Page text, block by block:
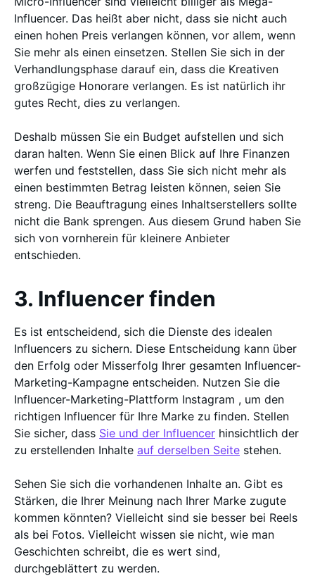
Influencer. Das heißt aber nicht, dass sie nicht auch
einen hohen Preis verlangen können, vor allem, wenn
Sie mehr als einen einsetzen. Stellen Sie sich in der
Verhandlungsphase darauf ein, dass die Kreativen
großzügige Honorare verlangen. Es ist natürlich ihr
gutes Recht, dies zu verlangen.
Deshalb müssen Sie ein Budget aufstellen und sich
daran halten. Wenn Sie einen Blick auf Ihre Finanzen
werfen und feststellen, dass Sie sich nicht mehr als
einen bestimmten Betrag leisten können, seien Sie
streng. Die Beauftragung eines Inhaltserstellers sollte
nicht die Bank sprengen. Aus diesem Grund haben Sie
sich von vornherein für kleinere Anbieter
entschieden.
3. Influencer finden
Es ist entscheidend, sich die Dienste des idealen
Influencers zu sichern. Diese Entscheidung kann über
den Erfolg oder Misserfolg Ihrer gesamten Influencer-
Marketing-Kampagne entscheiden. Nutzen Sie die
Influencer-Marketing-Plattform Instagram , um den
richtigen Influencer für Ihre Marke zu finden. Stellen
Sie sicher, dass Sie und der Influencer hinsichtlich der
zu erstellenden Inhalte auf derselben Seite stehen.
Sehen Sie sich die vorhandenen Inhalte an. Gibt es
Stärken, die Ihrer Meinung nach Ihrer Marke zugute
kommen könnten? Vielleicht sind sie besser bei Reels
als bei Fotos. Vielleicht wissen sie nicht, wie man
Geschichten schreibt, die es wert sind,
durchgeblättert zu werden.